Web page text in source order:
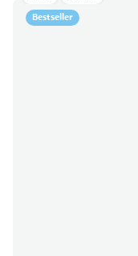
Bestseller